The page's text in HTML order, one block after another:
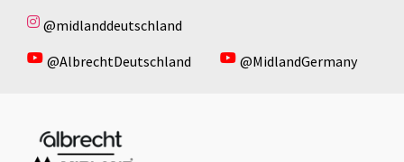
@midlanddeutschland
@AlbrechtDeutschland
@MidlandGermany